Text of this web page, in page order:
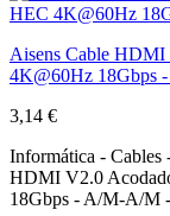
Aisens Cable HDMI
4K@60Hz 18Gbps
3,14 €
Informática -
HDMI V2.0
18Gbps - A/M-A/M